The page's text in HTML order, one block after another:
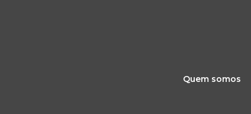
Quem somos